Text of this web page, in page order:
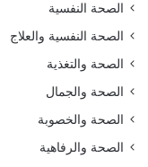
الصحة النفسية
الصحة النفسية والعلاج
الصحة والتغذية
الصحة والجمال
الصحة والخصوبة
الصحة والرفاهية